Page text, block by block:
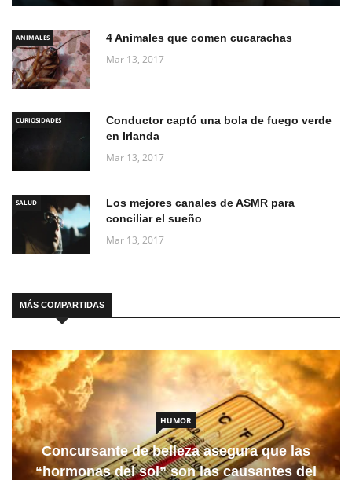
ANIMALES 4 Animales que comen cucarachas
Mar 13, 2017
CURIOSIDADES
Conductor captó una bola de fuego verde
en Irlanda
Mar 13, 2017
SALUD
Los mejores canales de ASMR para
conciliar el sueño
Mar 13, 2017
MÁS COMPARTIDAS
HUMOR
Concursante de belleza asegura que las
“hormonas del sol” son las causantes del